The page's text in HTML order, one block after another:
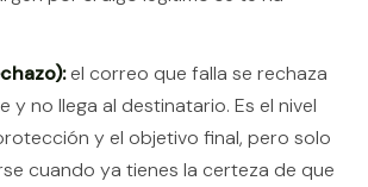
el correo que falla se rechaza
y no llega al destinatario. Es el nivel
y el objetivo final, pero solo
cuando ya tienes la certeza de que